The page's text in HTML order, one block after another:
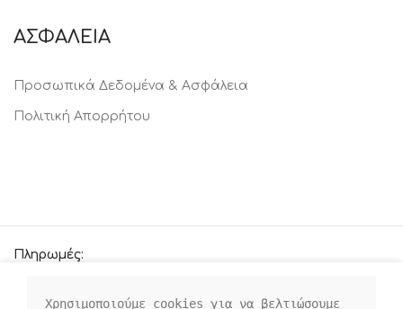
ΑΣΦΑΛΕΙΑ
Προσωπικά Δεδομένα & Ασφάλεια
Πολιτική Απορρήτου
Πληρωμές:
Χρησιμοποιούμε cookies για να βελτιώσουμε